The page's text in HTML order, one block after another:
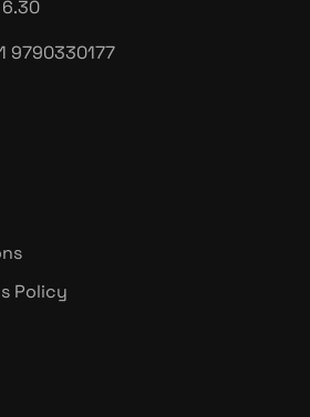
9790330177
Policy